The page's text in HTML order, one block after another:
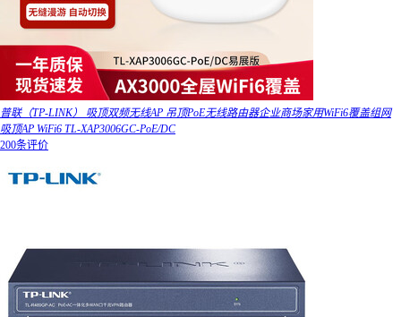
普联（TP-LINK） 吸顶双频无线AP 吊顶PoE无线路由器企业商场家用WiFi6覆盖组网
吸顶AP WiFi6 TL-XAP3006GC-PoE/DC
200条评价